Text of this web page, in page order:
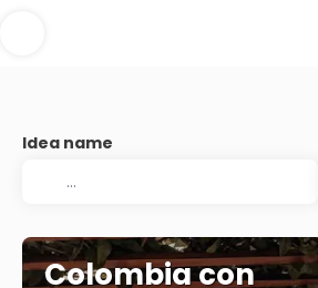
Idea name
Colombia con